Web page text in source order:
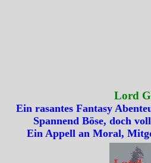
Lord
Ein rasantes Fantasy
Spannend Böse, doch
Ein Appell an Moral,